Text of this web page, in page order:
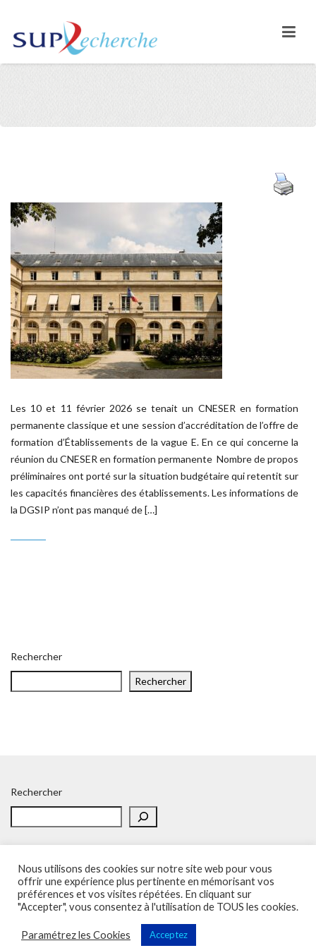
Les 10 et 11 février 2026 se tenait un CNESER en formation
permanente classique et une session d’accréditation de l’offre de
formation d’Établissements de la vague E. En ce qui concerne la
réunion du CNESER en formation permanente Nombre de propos
préliminaires ont porté sur la situation budgétaire qui retentit sur
les capacités financières des établissements. Les informations de
la DGSIP n’ont pas manqué de […]
Rechercher
Rechercher
Rechercher
Accueil Politique de confidentialité Adhésion
Contacts
SOS – Demande d’aide
Politique de confidentialité
Sup'Recherche - UNSA 2023 (illustrations de Freepik)
Nous utilisons des cookies sur notre site web pour vous
offrir une expérience plus pertinente en mémorisant vos
préférences et vos visites répétées. En cliquant sur
"Accepter", vous consentez à l'utilisation de TOUS les cookies.
Paramétrez les Cookies Acceptez